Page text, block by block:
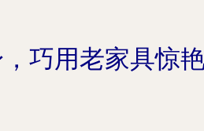
巧用老家具惊